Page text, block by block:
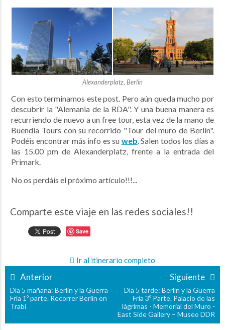
Alexanderplatz, Berlín
Con esto terminamos este post. Pero aún queda mucho por
descubrir la "Alemania de la RDA". Y una buena manera es
recurriendo de nuevo a un free tour, esta vez de la mano de
Buendía Tours con su recorrido "Tour del muro de Berlín".
Podéis encontrar más info es su web. Salen todos los días a
las 15.00 pm de Alexanderplatz, frente a la entrada del
Primark.
No os perdáis el próximo artículo!!!...
Comparte este viaje en las redes sociales!!
Save
Ir al itinerario completo
Anterior
Día 5 mañana: Berlín y la Guerra
Fría 1º parte. Recorrer Berlín en
Trabi
Siguiente
Día 5 tarde: Berlín y la Guerra
Fría 3º Parte. Palacio de las
lágrimas - Memorial del Muro -
East Side Gallery – Museo DDR